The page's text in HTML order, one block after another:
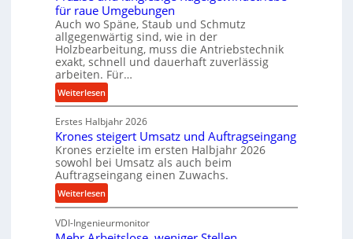
i
m
D
r
ü
c
k
p
r
o
z
e
s
s
e
l
g
e
w
i
n
d
e
t
r
i
b
u
n
für raue Umgebungen
Auch wo Späne, Staub und Schmutz
allgegenwärtig sind, wie in der
Holzbearbeitung, muss die Antriebstechnik
exakt, schnell und dauerhaft zuverlässig
arbeiten. Für…
Weiterlesen:
P
r
ä
z
i
s
e
u
n
Erstes Halbjahr 2026
Krones steigert Umsatz und Auftragseingang
Krones erzielte im ersten Halbjahr 2026
sowohl bei Umsatz als auch beim
Auftragseingang einen Zuwachs.
Weiterlesen:
K
r
VDI-Ingenieurmonitor